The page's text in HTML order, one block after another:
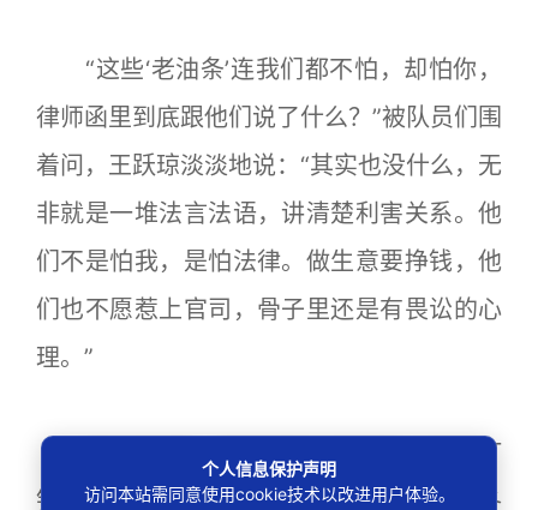
“这些‘老油条’连我们都不怕，却怕你，
律师函里到底跟他们说了什么？”被队员们围
着问，王跃琼淡淡地说：“其实也没什么，无
非就是一堆法言法语，讲清楚利害关系。他
们不是怕我，是怕法律。做生意要挣钱，他
们也不愿惹上官司，骨子里还是有畏讼的心
理。”
初战告捷，唐恩明和谢挺等人趁热打
铁，在实践中完善“律师驻队、随队执法”各
个人信息保护声明
访问本站需同意使用cookie技术以改进用户体验。